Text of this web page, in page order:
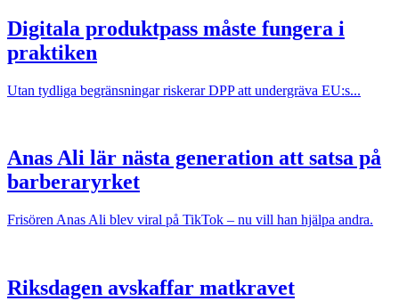
Digitala produktpass måste fungera i
praktiken
Utan tydliga begränsningar riskerar DPP att undergräva EU:s...
Anas Ali lär nästa generation att satsa på
barberaryrket
Frisören Anas Ali blev viral på TikTok – nu vill han hjälpa andra.
Riksdagen avskaffar matkravet